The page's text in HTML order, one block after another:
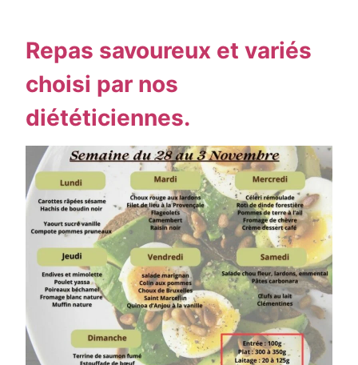
Repas savoureux et variés
choisi par nos
diététiciennes.